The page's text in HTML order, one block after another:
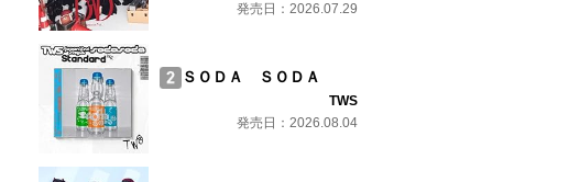
発売日：2026.07.29
ＳＯＤＡ ＳＯＤＡ
TWS
発売日：2026.08.04